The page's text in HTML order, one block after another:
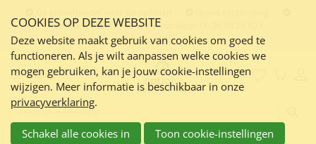
links
over
Spring
naar
de
inhoud
Spring
naar
Contact:050 551 5200 / WhatsApp: 06 38 68 28 82 /
info@optiplus.nl
Menu
Zoeken:
COOKIES OP DEZE WEBSITE
Deze website maakt gebruik van cookies om goed te
functioneren. Als je wilt aanpassen welke cookies we
mogen gebruiken, kan je jouw cookie-instellingen
wijzigen. Meer informatie is beschikbaar in onze
privacyverklaring.
Schakel alle cookies in
Toon cookie-instellingen